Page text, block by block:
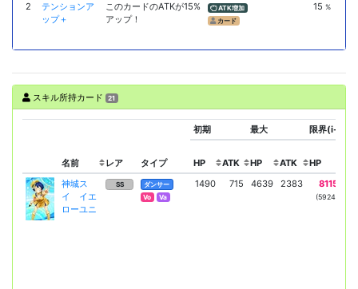
2
テンションア
ップ＋
このカードのATKが15%
アップ！
ATK増加
カード
15%
スキル所持カード 21
名前 レア タイプ
初期 最大 限界(i-n-
HP ATK HP ATK HP
神城ス
イ イエ
ローユニ
SS
ダンサー
Vo
Va
1490 715 4639 2383 8115
(5924)